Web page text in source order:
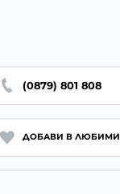
(0879) 801 808
ДОБАВИ В ЛЮБИМИ